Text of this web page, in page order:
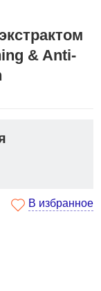
& Anti-
В избранное